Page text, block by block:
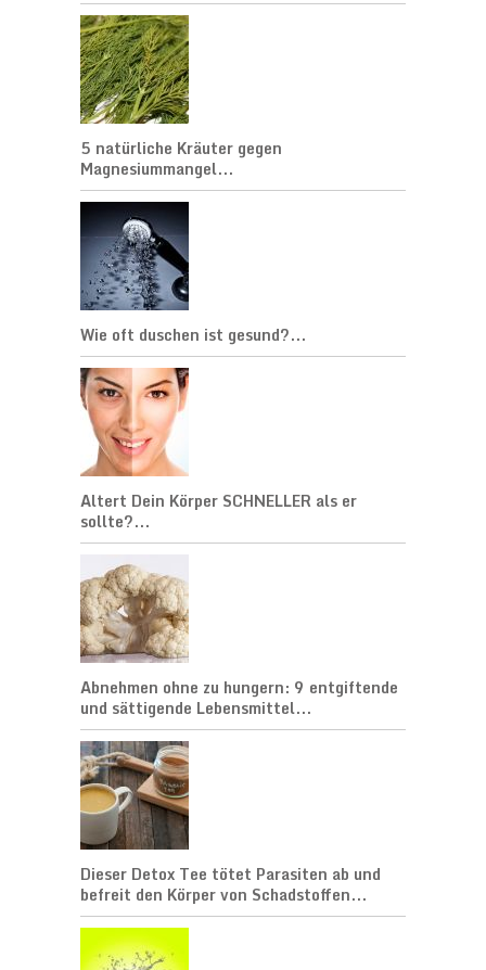
5 natürliche Kräuter gegen
Magnesiummangel...
Wie oft duschen ist gesund?...
Altert Dein Körper SCHNELLER als er
sollte?...
Abnehmen ohne zu hungern: 9 entgiftende
und sättigende Lebensmittel...
Dieser Detox Tee tötet Parasiten ab und
befreit den Körper von Schadstoffen...